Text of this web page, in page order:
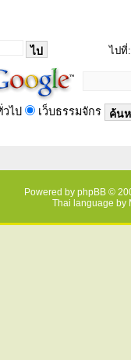
ไปที่:
ไป เว็บธรรมจักร
Powered by phpBB ©
Thai language by